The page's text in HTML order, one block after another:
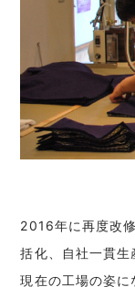
2016年に再度改
括化、自社一貫生
現在の工場の姿に